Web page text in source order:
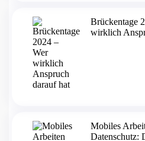
Brückentage
wirklich
Mobiles
Datenschutz: